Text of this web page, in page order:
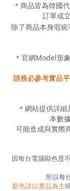
＊商品皆為韓國
訂單成
除了商品本身瑕
＊官網Model形
請務必參考實品
＊網站提供詳
本數
可能造成與實際
因每台電腦顯色度
所以每
顏色請以實品為主